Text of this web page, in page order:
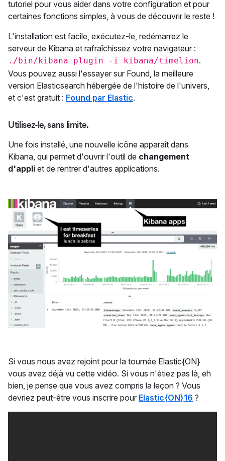
tutoriel pour vous aider dans votre configuration et pour
certaines fonctions simples, à vous de découvrir le reste !
L'installation est facile, exécutez-le, redémarrez le
serveur de Kibana et rafraîchissez votre navigateur :
./bin/kibana plugin -i kibana/timelion.
Vous pouvez aussi l'essayer sur Found, la meilleure
version Elasticsearch hébergée de l'histoire de l'univers,
et c'est gratuit : Found par Elastic.
Utilisez-le, sans limite.
Une fois installé, une nouvelle icône apparaît dans
Kibana, qui permet d'ouvrir l'outil de changement
d'appli et de rentrer d'autres applications.
Si vous nous avez rejoint pour la tournée Elastic{ON}
vous avez déjà vu cette vidéo. Si vous n'étiez pas là, eh
bien, je pense que vous avez compris la leçon ? Vous
devriez peut-être vous inscrire pour Elastic{ON}16 ?